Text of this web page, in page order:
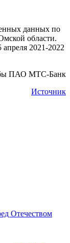
данных по
области.
2021-2022
ПАО МТС-Банк
Источник
Отечеством